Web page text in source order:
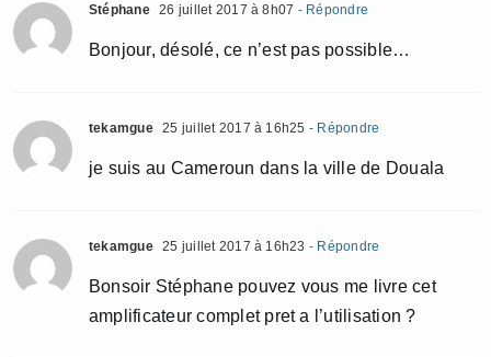
Stéphane 26 juillet 2017 à 8h07 - Répondre
Bonjour, désolé, ce n’est pas possible…
tekamgue 25 juillet 2017 à 16h25 - Répondre
je suis au Cameroun dans la ville de Douala
tekamgue 25 juillet 2017 à 16h23 - Répondre
Bonsoir Stéphane pouvez vous me livre cet
amplificateur complet pret a l’utilisation ?